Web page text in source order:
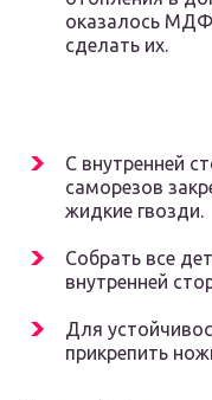
оказалось МДФ
сделать их.
С внутренней
саморезов
жидкие гвозди.
Собрать все
внутренней
Для
прикрепить